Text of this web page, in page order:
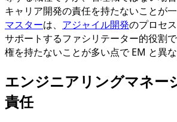
キャリア開発の責任を持たないことが一
マスターは、 アジャイル開発のプロセ
サポートするファシリテーター的役割
権を持たないことが多い点で EM と異な
エンジニアリングマネー
責任